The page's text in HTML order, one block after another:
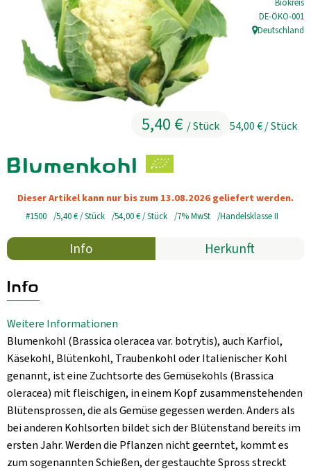
Kühltheke
GrüneWelt Bäckerei
Vorratskammer
Haus, Garten, Tier & Co
So geht’s
Genossenschaft & Beitritt
Über uns
B2B
Blumenkohl
5,40 € / Stück 54,00 €/ Stück
Biokreis
,DE-ÖKO-001
, Herkunft:
Deutschland
Dieser Artikel kann nur bis zum 13.08.2026 geliefert werden.
#1500 5,40 €/ Stück 54,00 €/ Stück 7% MwSt Handelsklasse II
Info Herkunft
Info
Weitere Informationen
Blumenkohl (Brassica oleracea var. botrytis), auch Karfiol,
Käsekohl, Blütenkohl, Traubenkohl oder Italienischer Kohl
genannt, ist eine Zuchtsorte des Gemüsekohls (Brassica
oleracea) mit fleischigen, in einem Kopf zusammenstehenden
Blütensprossen, die als Gemüse gegessen werden. Anders als
bei anderen Kohlsorten bildet sich der Blütenstand bereits im
ersten Jahr. Werden die Pflanzen nicht geerntet, kommt es
zum sogenannten Schießen, der gestauchte Spross streckt